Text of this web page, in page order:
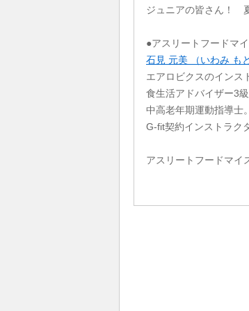
ジュニアの皆さん！
●アスリートフードマ
石見 元美 （いわみ も
エアロビクスのインス
食生活アドバイザー3級
中高老年期運動指導士。
G-fit契約インストラク
アスリートフードマイ